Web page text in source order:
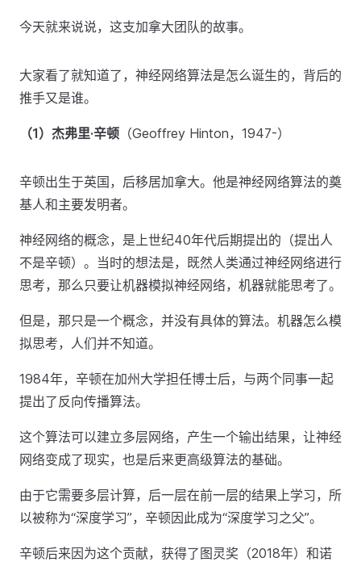
今天就来说说，这支加拿大团队的故事。
大家看了就知道了，神经网络算法是怎么诞生的，背后的
推手又是谁。
（1）杰弗里·辛顿 （Geoffrey Hinton，1947-）
辛顿出生于英国，后移居加拿大。他是神经网络算法的奠
基人和主要发明者。
神经网络的概念，是上世纪40年代后期提出的（提出人
不是辛顿）。当时的想法是，既然人类通过神经网络进行
思考，那么只要让机器模拟神经网络，机器就能思考了。
但是，那只是一个概念，并没有具体的算法。机器怎么模
拟思考，人们并不知道。
1984年，辛顿在加州大学担任博士后，与两个同事一起
提出了反向传播算法。
这个算法可以建立多层网络，产生一个输出结果，让神经
网络变成了现实，也是后来更高级算法的基础。
由于它需要多层计算，后一层在前一层的结果上学习，所
以被称为“深度学习”，辛顿因此成为“深度学习之父”。
辛顿后来因为这个贡献，获得了图灵奖（2018年）和诺